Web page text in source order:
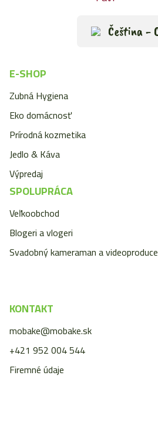
Čeština -
E-SHOP
Zubná Hygiena
Eko domácnosť
Prírodná kozmetika
Jedlo & Káva
Výpredaj
SPOLUPRÁCA
Veľkoobchod
Blogeri a vlogeri
Svadobný kameraman a
KONTAKT
mobake@mobake.sk
+421 952 004 544
Firemné údaje